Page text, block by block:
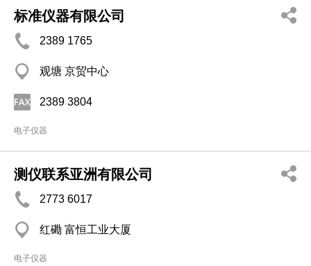
标准仪器有限公司
2389 1765
观塘 京贸中心
2389 3804
电子仪器
测仪联系亚洲有限公司
2773 6017
红磡 富恒工业大厦
电子仪器